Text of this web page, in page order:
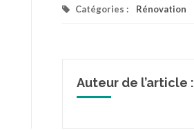
Catégories : Rénovation
Auteur de l’article :